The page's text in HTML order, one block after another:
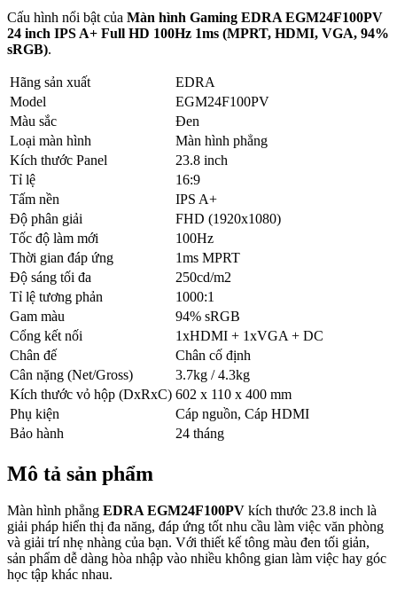
Cấu hình nổi bật của Màn hình Gaming EDRA EGM24F100PV
24 inch IPS A+ Full HD 100Hz 1ms (MPRT, HDMI, VGA, 94%
sRGB).
Hãng sản xuất
EDRA
Model
EGM24F100PV
Màu sắc
Đen
Loại màn hình
Màn hình phẳng
Kích thước Panel
23.8 inch
Tỉ lệ
16:9
Tấm nền
IPS A+
Độ phân giải
FHD (1920x1080)
Tốc độ làm mới
100Hz
Thời gian đáp ứng
1ms MPRT
Độ sáng tối đa
250cd/m2
Tỉ lệ tương phản
1000:1
Gam màu
94% sRGB
Cổng kết nối
1xHDMI + 1xVGA + DC
Chân đế
Chân cố định
Cân nặng (Net/Gross)
3.7kg / 4.3kg
Kích thước vỏ hộp (DxRxC) 602 x 110 x 400 mm
Phụ kiện
Cáp nguồn, Cáp HDMI
Bảo hành
24 tháng
Mô tả sản phẩm
Màn hình phẳng EDRA EGM24F100PV kích thước 23.8 inch là
giải pháp hiển thị đa năng, đáp ứng tốt nhu cầu làm việc văn phòng
và giải trí nhẹ nhàng của bạn. Với thiết kế tông màu đen tối giản,
sản phẩm dễ dàng hòa nhập vào nhiều không gian làm việc hay góc
học tập khác nhau.